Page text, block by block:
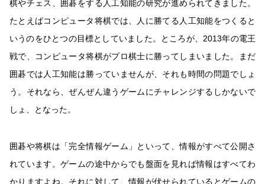
棋やチェス、囲碁をする人工知能の研究が進められてきました。
たとえばコンピュータ将棋では、人に勝てる人工知能をつくると
いうのをひとつの目標としていました。ところが、2013年の電王
戦で、コンピュータ将棋がプロ棋士に勝ってしまいました。まだ
囲碁では人工知能は勝っていませんが、それも時間の問題でしょ
う。それなら、ぜんぜん違うゲームにチャレンジするしかないで
しょ、となった。
囲碁や将棋は「完全情報ゲーム」といって、情報がすべて公開さ
れています。ゲームの途中からでも盤面を見れば情報はすべてわ
かりますよね。それに対して、情報が伏せられているとゲームの